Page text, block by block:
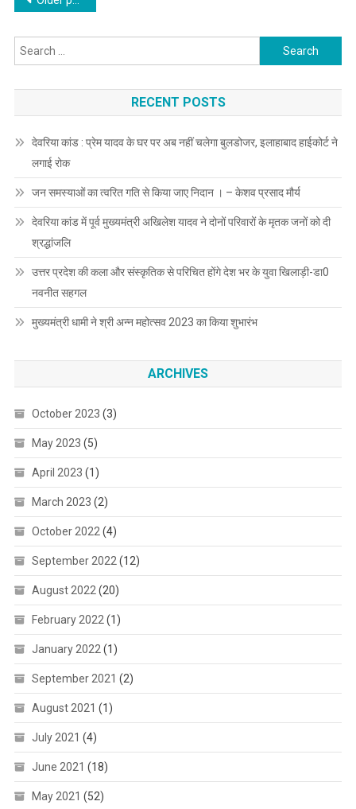
navigation
Search
for:
RECENT POSTS
देवरिया कांड : प्रेम यादव के घर पर अब नहीं चलेगा बुलडोजर, इलाहाबाद हाईकोर्ट ने
लगाई रोक
जन समस्याओं का त्वरित गति से किया जाए निदान । – केशव प्रसाद मौर्य
देवरिया कांड में पूर्व मुख्यमंत्री अखिलेश यादव ने दोनों परिवारों के मृतक जनों को दी
श्रद्धांजलि
उत्तर प्रदेश की कला और संस्कृतिक से परिचित होंगे देश भर के युवा खिलाड़ी-डा0
नवनीत सहगल
मुख्यमंत्री धामी ने श्री अन्न महोत्सव 2023 का किया शुभारंभ
ARCHIVES
October 2023 (3)
May 2023 (5)
April 2023 (1)
March 2023 (2)
October 2022 (4)
September 2022 (12)
August 2022 (20)
February 2022 (1)
January 2022 (1)
September 2021 (2)
August 2021 (1)
July 2021 (4)
June 2021 (18)
May 2021 (52)